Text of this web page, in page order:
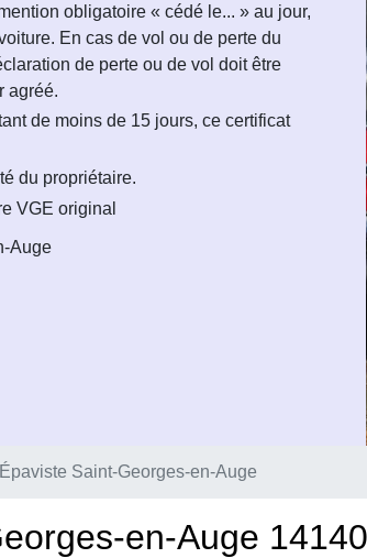
obligatoire « cédé le... » au jour,
En cas de vol ou de perte du
de perte ou de vol doit être
agréé.
de moins de 15 jours, ce certificat
du propriétaire.
VGE original
Auge
Épaviste Saint-Georges-en-Auge
en-Auge